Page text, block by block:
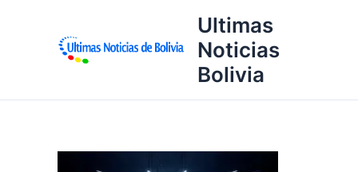
contenido
Ultimas
Noticias
Bolivia